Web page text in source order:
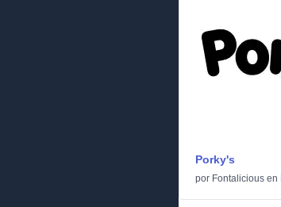
Porky's
por Fontalicious en